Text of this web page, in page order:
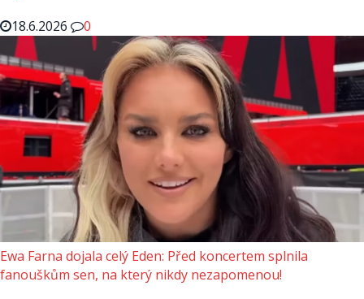
18.6.2026
0
Ewa Farna dojala celý Eden: Před koncertem splnila
fanouškům sen, na který nikdy nezapomenou!